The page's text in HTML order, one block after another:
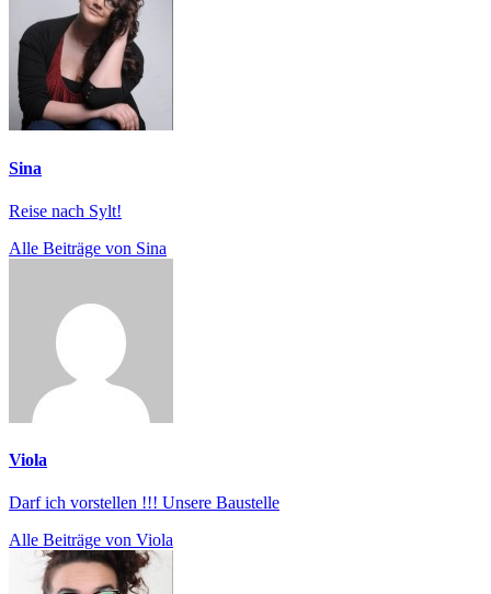
Sina
Reise nach Sylt!
Alle Beiträge von Sina
Viola
Darf ich vorstellen !!! Unsere Baustelle
Alle Beiträge von Viola